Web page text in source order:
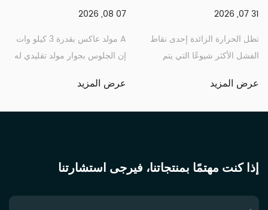
07 08, 2026
A مولد عاكس بقدرة 3 كيلو وات
إن الجلوس بجوار مولد تقليدي له
مقار...
عرض المزيد
31 07, 2026
تظل الحرارة الزائدة إحدى نقاط
الفشل الأكثر شيوعًا التي يتم
وفهم سبب حدوث ...
عرض المزيد
إذا كنت مهتمًا بمنتجاتنا، فيرجى استشارتنا